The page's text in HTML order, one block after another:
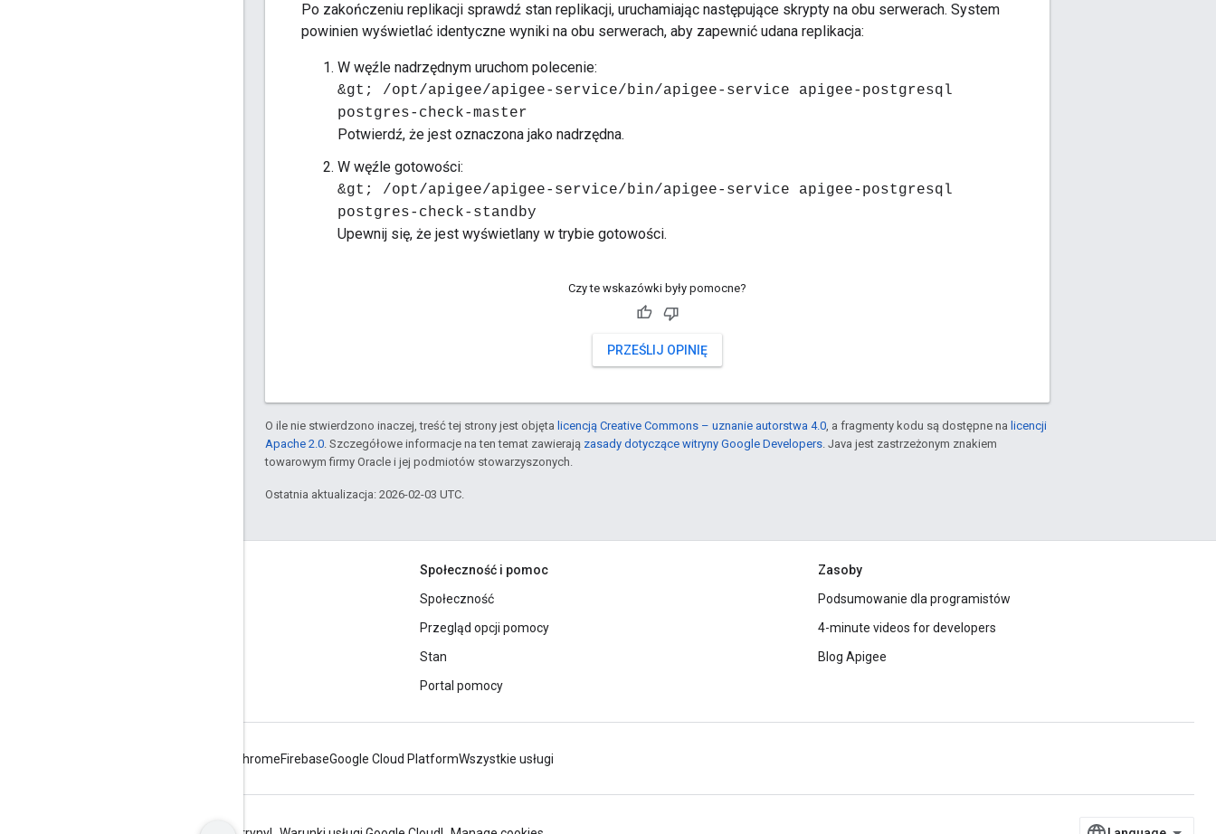
Po zakończeniu replikacji sprawdź stan replikacji, uruchamiając następujące skrypty na obu serwerach. System
powinien wyświetlać identyczne wyniki na obu serwerach, aby zapewnić udana replikacja:
W węźle nadrzędnym uruchom polecenie:
&gt; /opt/apigee/apigee-service/bin/apigee-service apigee-postgresql
postgres-check-master
Potwierdź, że jest oznaczona jako nadrzędna.
W węźle gotowości:
&gt; /opt/apigee/apigee-service/bin/apigee-service apigee-postgresql
postgres-check-standby
Upewnij się, że jest wyświetlany w trybie gotowości.
Czy te wskazówki były pomocne?
PRZEŚLIJ OPINIĘ
O ile nie stwierdzono inaczej, treść tej strony jest objęta licencją Creative Commons – uznanie autorstwa 4.0, a fragmenty kodu są dostępne na licencji
Apache 2.0. Szczegółowe informacje na ten temat zawierają zasady dotyczące witryny Google Developers. Java jest zastrzeżonym znakiem
towarowym firmy Oracle i jej podmiotów stowarzyszonych.
Ostatnia aktualizacja: 2026-02-03 UTC.
Społeczność i pomoc
Społeczność
Przegląd opcji pomocy
Stan
Portal pomocy
Zasoby
Podsumowanie dla programistów
4-minute videos for developers
Blog Apigee
ChromeFirebaseGoogle Cloud PlatformWszystkie usługi